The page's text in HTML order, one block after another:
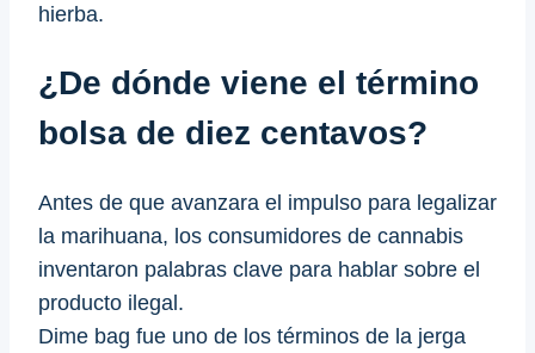
hierba.
¿De dónde viene el término
bolsa de diez centavos?
Antes de que avanzara el impulso para legalizar
la marihuana, los consumidores de cannabis
inventaron palabras clave para hablar sobre el
producto ilegal.
Dime bag fue uno de los términos de la jerga